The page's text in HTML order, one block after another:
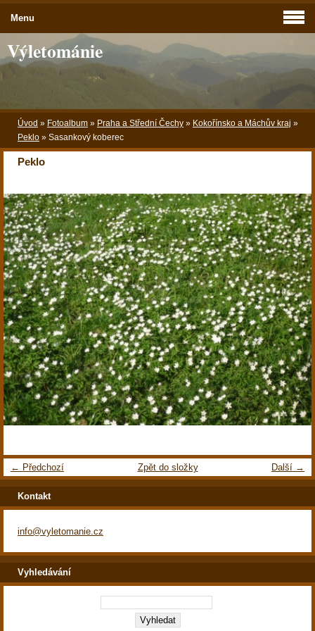
Výletománie
Úvod » Fotoalbum » Praha a Střední Čechy » Kokořínsko a Máchův kraj »
Peklo » Sasankový koberec
Peklo
← Předchozí Další →
Zpět do složky
Menu
Kontakt
info@vyletomanie.cz
Vyhledávání